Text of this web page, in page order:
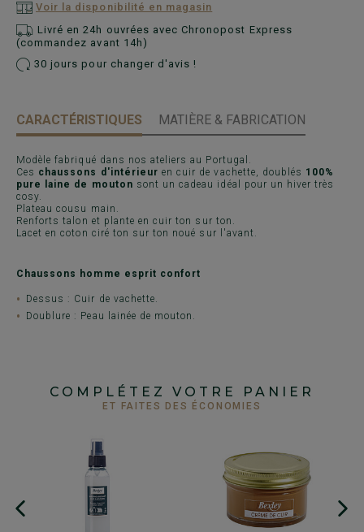
Voir la disponibilité en magasin
Livré en 24h ouvrées avec Chronopost Express
(commandez avant 14h)
30 jours pour changer d'avis !
CARACTÉRISTIQUES MATIÈRE & FABRICATION
Modèle fabriqué dans nos ateliers au Portugal.
Ces chaussons d'intérieur en cuir de vachette, doublés 100%
pure laine de mouton sont un cadeau idéal pour un hiver très
cosy.
Plateau cousu main.
Renforts talon et plante en cuir ton sur ton.
Lacet en coton ciré ton sur ton noué sur l'avant.
Chaussons homme esprit confort
Dessus : Cuir de vachette.
Doublure : Peau lainée de mouton.
COMPLÉTEZ VOTRE PANIER
ET FAITES DES ÉCONOMIES